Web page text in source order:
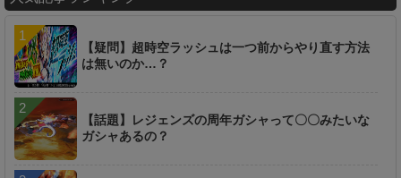
【疑問】超時空ラッシュは一つ前からやり直す方法
は無いのか…？
【話題】レジェンズの周年ガシャって〇〇みたいな
ガシャあるの？